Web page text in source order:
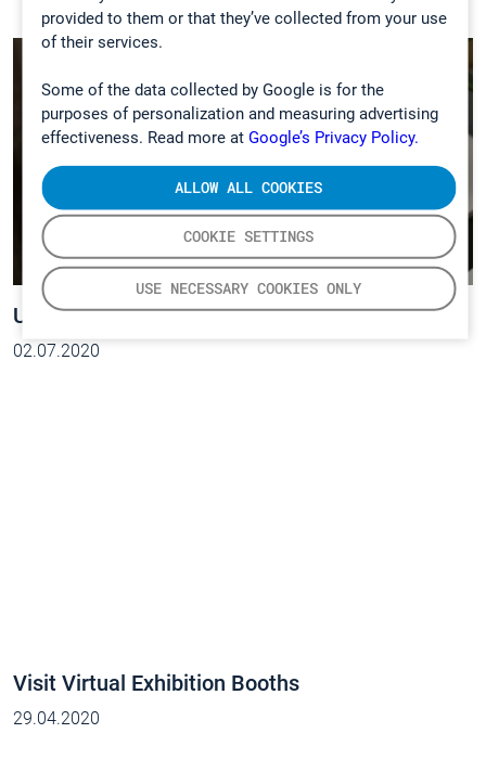
provided to them or that they’ve collected from your use
of their services.
Some of the data collected by Google is for the
purposes of personalization and measuring advertising
effectiveness. Read more at Google’s Privacy Policy.
COOKIE SETTINGS
USE NECESSARY COOKIES ONLY
ALLOW ALL COOKIES
Updated Gasmet Spectrum App is out!
02.07.2020
Visit Virtual Exhibition Booths
29.04.2020